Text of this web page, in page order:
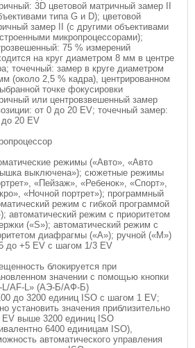
3D цветовой матричный замер II
типа G и D); цветовой
замер II (с другими объективами
микропроцессорами);
75 % измерений
на круг диаметром 8 мм в центре
точечный: замер в круге диаметром
(около 2,5 % кадра), центрированном
точке фокусировки
или центровзвешенный замер
от 0 до 20 EV; точечный замер:
до 20 EV
режимы («Авто», «Авто
выключена»); сюжетные режимы
«Пейзаж», «Ребенок», «Спорт»,
«Ночной портрет»); программный
режим с гибкой программой
автоматический режим с приоритетом
(«S»); автоматический режим с
диафрагмы («A»); ручной («M»)
до +5 EV с шагом 1/3 EV
блокируется при
значении с помощью кнопки
L/AF-L» (АЭ-Б/АФ-Б)
до 3200 единиц ISO с шагом 1 EV;
установить значения приблизительно
EV выше 3200 единиц ISO
6400 единицам ISO),
автоматического управления